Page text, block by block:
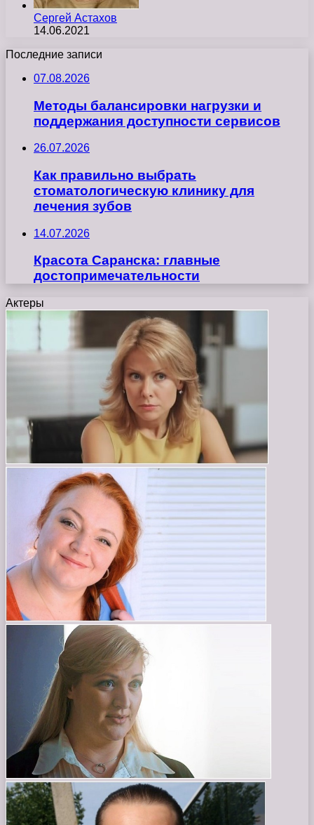
Сергей Астахов
14.06.2021
Последние записи
07.08.2026
Методы балансировки нагрузки и
поддержания доступности сервисов
26.07.2026
Как правильно выбрать
стоматологическую клинику для
лечения зубов
14.07.2026
Красота Саранска: главные
достопримечательности
Актеры